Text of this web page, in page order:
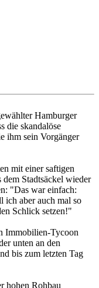
Hamburger
die skandalöse
ihm sein Vorgänger
mit einer saftigen
Stadtsäckel wieder
"Das war einfach:
ich aber auch mal so
Schlick setzen!"
Immobilien-Tycoon
unten an den
bis zum letzten Tag
hohen Rohbau